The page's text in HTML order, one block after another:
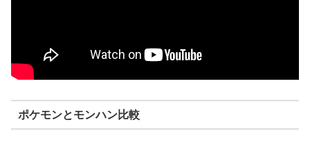
ポケモンとモンハン比較